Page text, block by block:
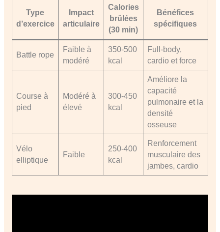
Type
d’exercice
Impact
articulaire
Calories
brûlées
(30 min)
Bénéfices
spécifiques
Battle rope
Faible à
modéré
350-500
kcal
Full-body,
cardio et force
Course à
pied
Modéré à
élevé
300-450
kcal
Améliore la
capacité
pulmonaire et la
densité
osseuse
Vélo
elliptique
Faible
250-400
kcal
Renforcement
musculaire des
jambes, cardio